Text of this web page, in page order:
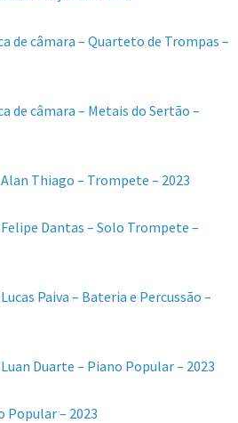
de câmara – Quarteto de Trompas –
de câmara – Metais do Sertão –
Thiago – Trompete – 2023
Dantas – Solo Trompete –
Paiva – Bateria e Percussão –
Duarte – Piano Popular – 2023
Popular – 2023